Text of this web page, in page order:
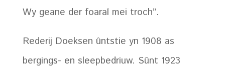
Wy geane der foaral mei troch”.
Rederij Doeksen ûntstie yn 1908 as
bergings- en sleepbedriuw. Sûnt 1923